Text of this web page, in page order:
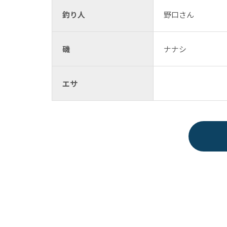
釣り人 野口さん
磯 ナナシ
エサ